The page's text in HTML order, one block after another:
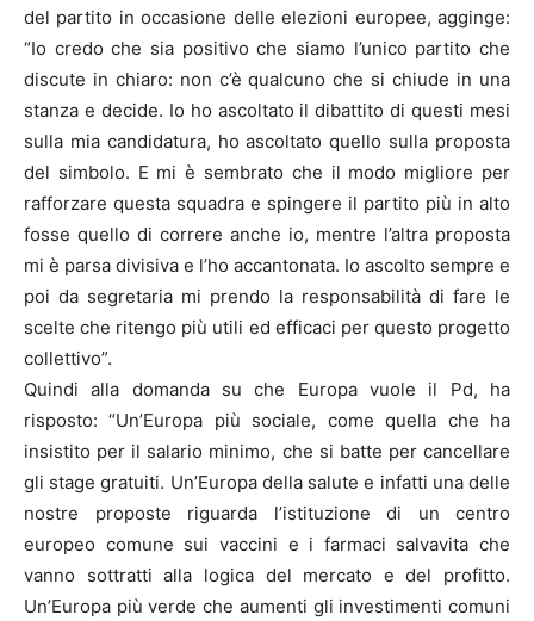
del partito in occasione delle elezioni europee, agginge:
“Io credo che sia positivo che siamo l’unico partito che
discute in chiaro: non c’è qualcuno che si chiude in una
stanza e decide. Io ho ascoltato il dibattito di questi mesi
sulla mia candidatura, ho ascoltato quello sulla proposta
del simbolo. E mi è sembrato che il modo migliore per
rafforzare questa squadra e spingere il partito più in alto
fosse quello di correre anche io, mentre l’altra proposta
mi è parsa divisiva e l’ho accantonata. Io ascolto sempre e
poi da segretaria mi prendo la responsabilità di fare le
scelte che ritengo più utili ed efficaci per questo progetto
collettivo”.
Quindi alla domanda su che Europa vuole il Pd, ha
risposto: “Un’Europa più sociale, come quella che ha
insistito per il salario minimo, che si batte per cancellare
gli stage gratuiti. Un’Europa della salute e infatti una delle
nostre proposte riguarda l’istituzione di un centro
europeo comune sui vaccini e i farmaci salvavita che
vanno sottratti alla logica del mercato e del profitto.
Un’Europa più verde che aumenti gli investimenti comuni